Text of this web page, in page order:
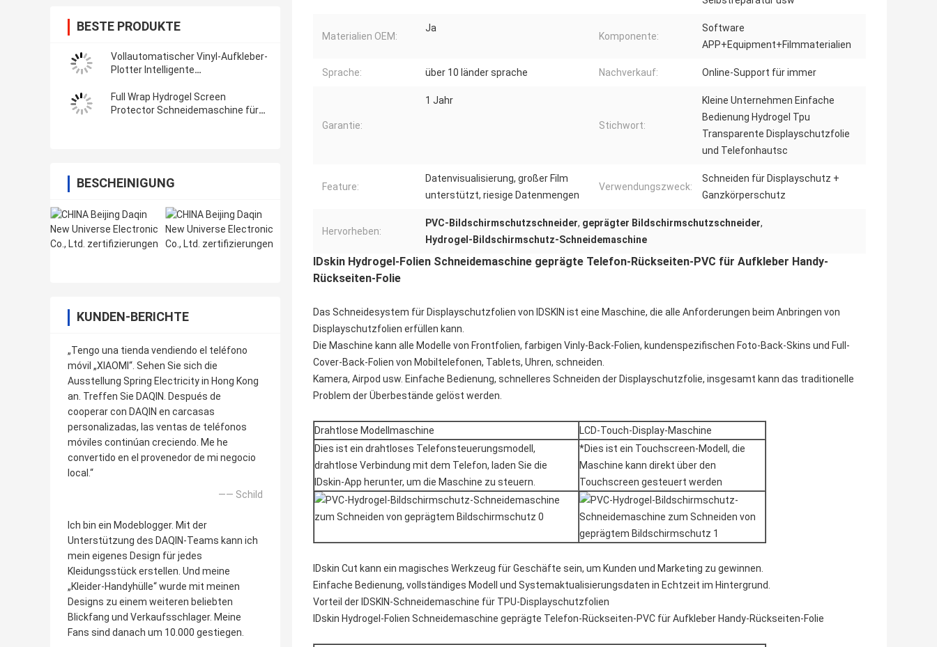
BESTE PRODUKTE
Vollautomatischer Vinyl-Aufkleber-
Plotter Intelligente
Bluetooth
Full Wrap Hydrogel Screen
Protector Schneidemaschine für
BESCHEINIGUNG
KUNDEN-BERICHTE
„Tengo una tienda vendiendo el teléfono
móvil „XIAOMI“. Sehen Sie sich die
Ausstellung Spring Electricity in Hong Kong
an. Treffen Sie DAQIN. Después de
cooperar con DAQIN en carcasas
personalizadas, las ventas de teléfonos
móviles continúan creciendo. Me he
convertido en el provenedor de mi negocio
local.“
—— Schild
Ich bin ein Modeblogger. Mit der
Unterstützung des DAQIN-Teams kann ich
mein eigenes Design für jedes
Kleidungsstück erstellen. Und meine
„Kleider-Handyhülle“ wurde mit meinen
Designs zu einem weiteren beliebten
Blickfang und Verkaufsschlager. Meine
Fans sind danach um 10.000 gestiegen.
Materialien OEM:
Ja
Komponente:
Software
APP+Equipment+Filmmaterialien
Sprache: über 10 länder sprache Nachverkauf: Online-Support für immer
Garantie:
1 Jahr
Stichwort:
Kleine Unternehmen Einfache
Bedienung Hydrogel Tpu
Transparente Displayschutzfolie
und Telefonhautsc
Feature:
Datenvisualisierung, großer Film
unterstützt, riesige Datenmengen
Verwendungszweck:
Schneiden für Displayschutz +
Ganzkörperschutz
Hervorheben:
PVC-Bildschirmschutzschneider, geprägter Bildschirmschutzschneider,
Hydrogel-Bildschirmschutz-Schneidemaschine
IDskin Hydrogel-Folien Schneidemaschine geprägte Telefon-Rückseiten-PVC für Aufkleber Handy-
Rückseiten-Folie
Das Schneidesystem für Displayschutzfolien von IDSKIN ist eine Maschine, die alle Anforderungen beim Anbringen von
Displayschutzfolien erfüllen kann.
Die Maschine kann alle Modelle von Frontfolien, farbigen Vinly-Back-Folien, kundenspezifischen Foto-Back-Skins und Full-
Cover-Back-Folien von Mobiltelefonen, Tablets, Uhren, schneiden.
Kamera, Airpod usw. Einfache Bedienung, schnelleres Schneiden der Displayschutzfolie, insgesamt kann das traditionelle
Problem der Überbestände gelöst werden.
Drahtlose Modellmaschine
LCD-Touch-Display-Maschine
Dies ist ein drahtloses Telefonsteuerungsmodell,
drahtlose Verbindung mit dem Telefon, laden Sie die
IDskin-App herunter, um die Maschine zu steuern.
*Dies ist ein Touchscreen-Modell, die
Maschine kann direkt über den
Touchscreen gesteuert werden
IDskin Cut kann ein magisches Werkzeug für Geschäfte sein, um Kunden und Marketing zu gewinnen.
Einfache Bedienung, vollständiges Modell und Systemaktualisierungsdaten in Echtzeit im Hintergrund.
Vorteil der IDSKIN-Schneidemaschine für TPU-Displayschutzfolien
IDskin Hydrogel-Folien Schneidemaschine geprägte Telefon-Rückseiten-PVC für Aufkleber Handy-Rückseiten-Folie